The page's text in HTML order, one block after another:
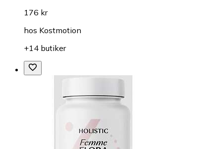
176 kr
hos Kostmotion
+14 butiker